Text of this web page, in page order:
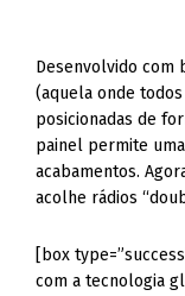
Desenvolvido com
(aquela onde
posicionadas de
painel permite
acabamentos.
acolhe rádios
[box
com a tecnologia